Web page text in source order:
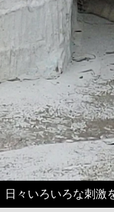
日々いろいろな刺激